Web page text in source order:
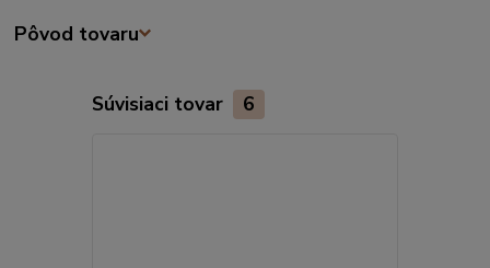
Pôvod tovaru
Súvisiaci tovar 6